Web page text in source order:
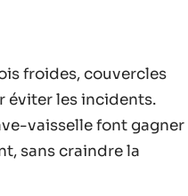
froides, couvercles
éviter les incidents.
vaisselle font gagner
sans craindre la